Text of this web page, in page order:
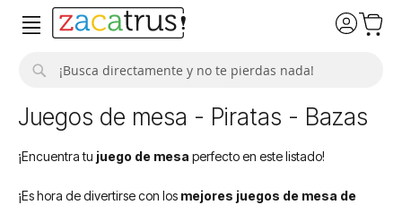
Juegos de mesa - Piratas - Bazas
¡Encuentra tu juego de mesa perfecto en este listado!
¡Es hora de divertirse con los mejores juegos de mesa de